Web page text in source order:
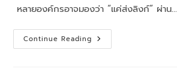
หลายองค์กรอาจมองว่า “แค่ส่งลิงก์” ผ่าน…
Continue Reading